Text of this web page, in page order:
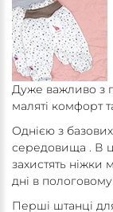
Дуже важливо з
маляті комфорт
Однією з
середовища . В
захистять ніжки
дні в
Перші штанці